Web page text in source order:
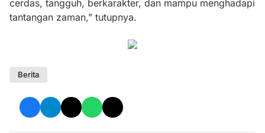
cerdas, tangguh, berkarakter, dan mampu menghadapi
tantangan zaman,” tutupnya.
Berita